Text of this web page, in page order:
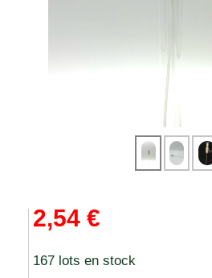
2,54 €
167 lots en stock